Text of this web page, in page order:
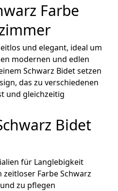
Farbe
und elegant, ideal um
modernen und edlen
Schwarz Bidet setzen
das zu verschiedenen
und gleichzeitig
Bidet
für Langlebigkeit
Farbe Schwarz
zu pflegen